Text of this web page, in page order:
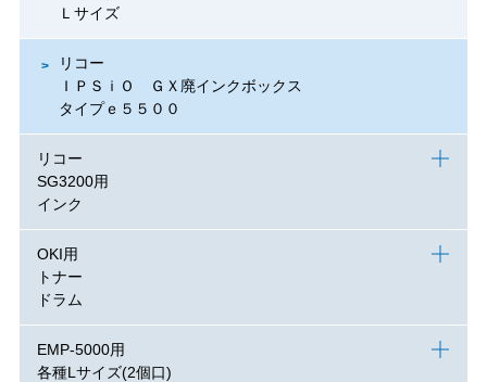
Ｌサイズ
リコー
ＩＰＳｉＯ ＧＸ廃インクボックス
タイプｅ５５００
リコー
SG3200用
インク
OKI用
トナー
ドラム
EMP-5000用
各種Lサイズ(2個口)